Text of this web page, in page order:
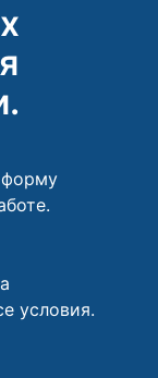
форму
условия.